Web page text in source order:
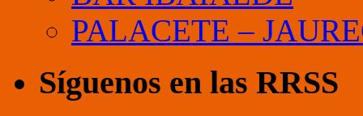
PALACETE –
Síguenos en las RRSS